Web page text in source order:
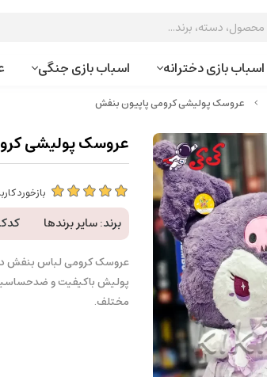
اسباب بازی دخترانه اسباب بازی جنگی
عروسک پولیشی کرومی پاپیون بنفش
عروسک پولیشی
بازخورد
برند:سایر برندها
عروسک کرومی لباس بنفش در
پولیش باکیفیت و
مختلف.